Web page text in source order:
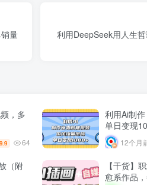
量
利用DeepSeek用人生
，多
9.9 64
利用Ai制
单日变现
12个月
（附
【干货】
愈系作品